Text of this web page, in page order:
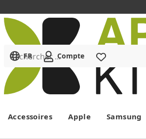
Menu
Rechercher ...
FR Compte
Accessoires Apple Samsung